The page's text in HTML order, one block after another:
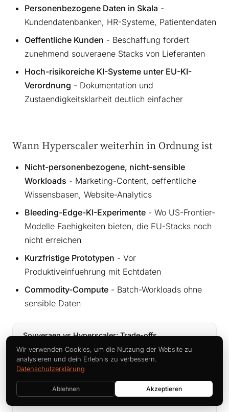
Personenbezogene Daten in Skala -
Kundendatenbanken, HR-Systeme, Patientendaten
Oeffentliche Kunden - Beschaffung fordert
zunehmend souveraene Stacks von Lieferanten
Hoch-risikoreiche KI-Systeme unter EU-KI-
Verordnung - Dokumentation und
Zustaendigkeitsklarheit deutlich einfacher
Wann Hyperscaler weiterhin in Ordnung ist
Nicht-personenbezogene, nicht-sensible
Workloads - Marketing-Content, oeffentliche
Wissensbasen, Website-Analytics
Bleeding-Edge-KI-Experimente - Wo US-Frontier-
Modelle Faehigkeiten bieten, die EU-Stacks noch
nicht erreichen
Kurzfristige Prototypen - Vor
Produktiveinfuehrung mit Echtdaten
Commodity-Compute - Batch-Workloads ohne
sensible Daten
Souveraen vs Hyperscaler: Trade-offs
STAERKEN SOVEREIGN AI
CLOUD-Act-Schutz
- EU-Rechtsperson, EU-
Wir verwenden Cookies, um die Nutzung der Website zu
analysieren und dein Erlebnis zu verbessern.
Datenschutzerklärung
Ablehnen Akzeptieren